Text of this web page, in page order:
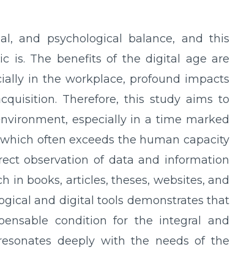
and psychological balance, and this
is. The benefits of the digital age are
in the workplace, profound impacts
Therefore, this study aims to
especially in a time marked
often exceeds the human capacity
observation of data and information
in books, articles, theses, websites, and
and digital tools demonstrates that
condition for the integral and
deeply with the needs of the